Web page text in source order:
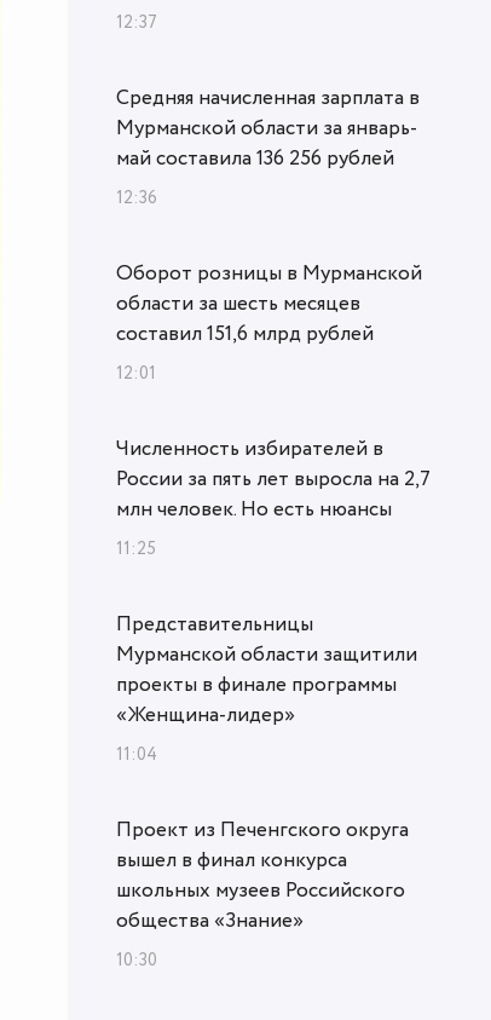
12:37
Средняя начисленная зарплата в
Мурманской области за январь-
май составила 136 256 рублей
12:36
Оборот розницы в Мурманской
области за шесть месяцев
составил 151,6 млрд рублей
12:01
Численность избирателей в
России за пять лет выросла на 2,7
млн человек. Но есть нюансы
11:25
Представительницы
Мурманской области защитили
проекты в финале программы
«Женщина‑лидер»
11:04
Проект из Печенгского округа
вышел в финал конкурса
школьных музеев Российского
общества «Знание»
10:30